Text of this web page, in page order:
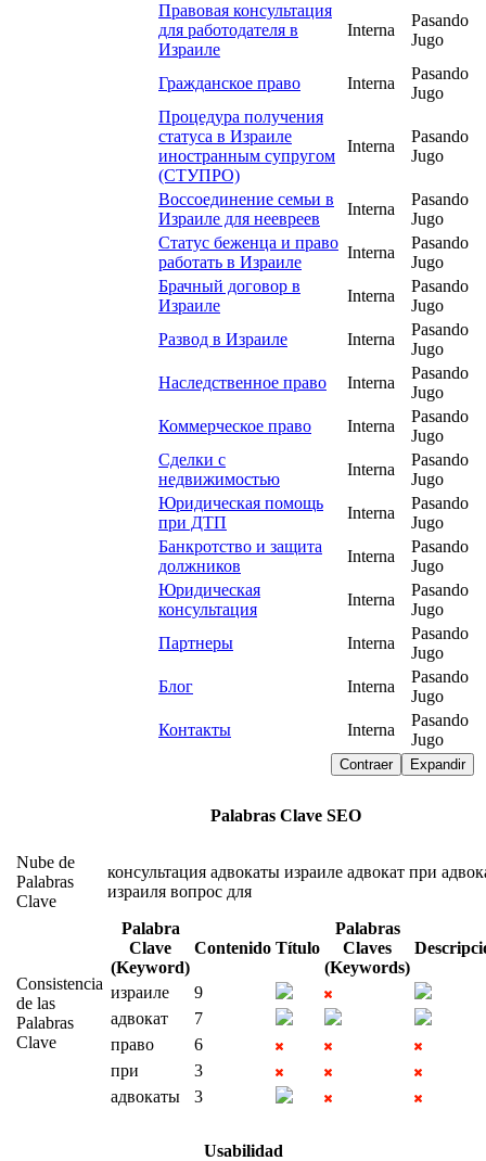
Правовая консультация
для работодателя в
Израиле
Interna
Pasando
Jugo
Гражданское право Interna
Pasando
Jugo
Процедура получения
статуса в Израиле
иностранным супругом
(СТУПРО)
Interna
Pasando
Jugo
Воссоединение семьи в
Израиле для неевреев
Interna
Pasando
Jugo
Статус беженца и право
работать в Израиле
Interna
Pasando
Jugo
Брачный договор в
Израиле
Interna
Pasando
Jugo
Развод в Израиле
Interna
Pasando
Jugo
Наследственное право
Interna
Pasando
Jugo
Коммерческое право
Interna
Pasando
Jugo
Сделки с
недвижимостью
Interna
Pasando
Jugo
Юридическая помощь
при ДТП
Interna
Pasando
Jugo
Банкротство и защита
должников
Interna
Pasando
Jugo
Юридическая
консультация
Interna
Pasando
Jugo
Партнеры
Interna
Pasando
Jugo
Блог
Interna
Pasando
Jugo
Контакты
Interna
Pasando
Jugo
Expandir
Contraer
Palabras Clave SEO
Nube de
Palabras
Clave
консультация адвокаты израиле адвокат при
израиля вопрос для
Consistencia
de las
Palabras
Clave
Palabra
Clave
(Keyword)
Contenido Título
Palabras
Claves
(Keywords)
израиле
9
адвокат
7
право
6
при
3
адвокаты
3
Usabilidad